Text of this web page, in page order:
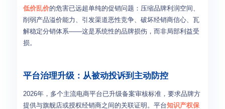
低价乱价的危害已远超单纯的促销问题：压缩品牌利润空间、
削弱产品溢价能力、引发渠道恶性竞争、破坏经销商信心、瓦
解稳定分销体系——这是系统性的品牌损伤，而非局部利益受
损。
平台治理升级：从被动投诉到主动防控
2026年，多个主流电商平台已升级备案审核标准，要求品牌方
提供与旗舰店或授权经销商之间的关联证明。平台知识产权保